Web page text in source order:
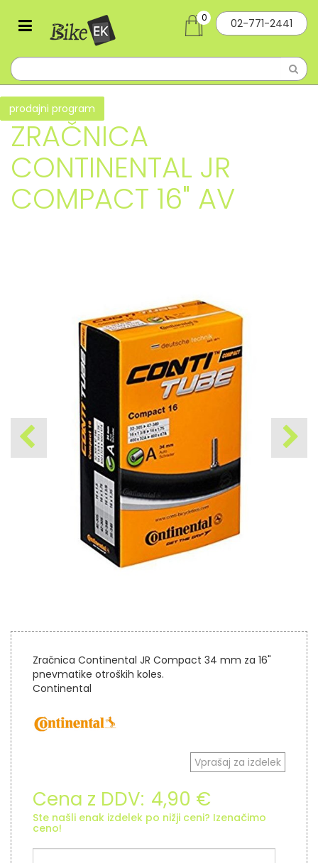
02-771-2441
0
prodajni program
ZRAČNICA
CONTINENTAL JR
COMPACT 16" AV
Zračnica Continental JR Compact 34 mm za 16"
pnevmatike otroških koles.
Continental
Vprašaj za izdelek
Cena z DDV: 4,90 €
Ste našli enak izdelek po nižji ceni? Izenačimo
ceno!